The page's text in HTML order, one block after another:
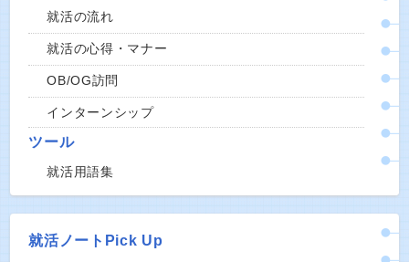
就活の流れ
就活の心得・マナー
OB/OG訪問
インターンシップ
ツール
就活用語集
就活ノートPick Up